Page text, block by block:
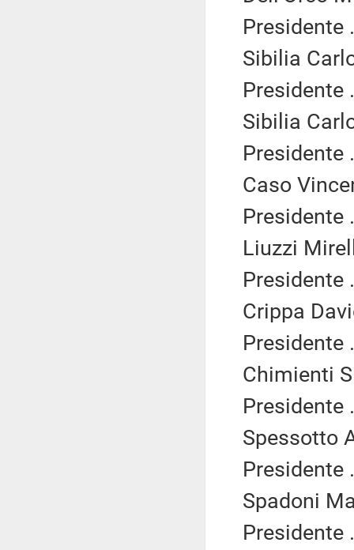
Presidente
Sibilia
Presidente
Sibilia
Presidente
Caso
Presidente
Liuzzi
Presidente
Crippa
Presidente
Chimienti
Presidente
Spessotto
Presidente
Spadoni
Presidente